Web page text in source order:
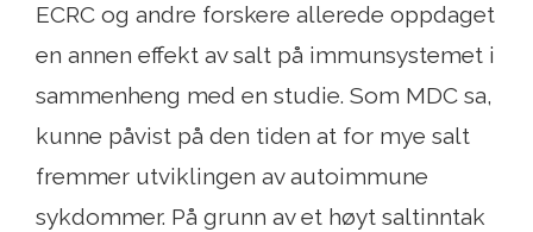
ECRC og andre forskere allerede oppdaget
en annen effekt av salt på immunsystemet i
sammenheng med en studie. Som MDC sa,
kunne påvist på den tiden at for mye salt
fremmer utviklingen av autoimmune
sykdommer. På grunn av et høyt saltinntak